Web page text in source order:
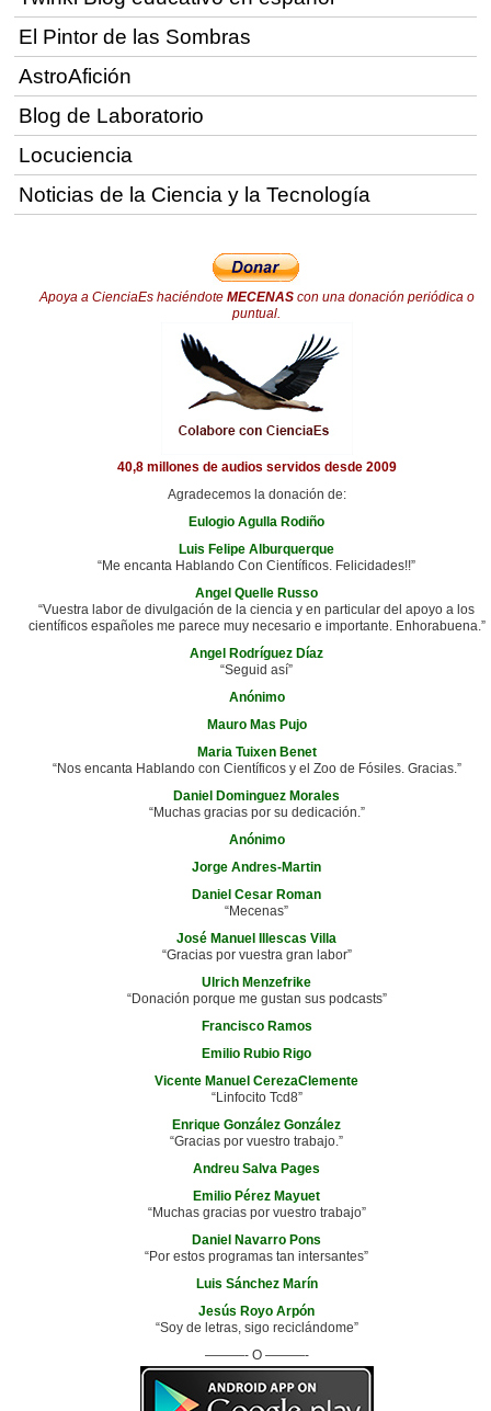
El Pintor de las Sombras
AstroAfición
Blog de Laboratorio
Locuciencia
Noticias de la Ciencia y la Tecnología
Apoya a CienciaEs haciéndote MECENAScon una donación periódica o
puntual.
40,8 millones de audios servidos desde 2009
Agradecemos la donación de:
Eulogio Agulla Rodiño
Luis Felipe Alburquerque
“Me encanta Hablando Con Científicos. Felicidades!!”
Angel Quelle Russo
“Vuestra labor de divulgación de la ciencia y en particular del apoyo a los
científicos españoles me parece muy necesario e importante. Enhorabuena.”
Angel Rodríguez Díaz
“Seguid así”
Anónimo
Mauro Mas Pujo
Maria Tuixen Benet
“Nos encanta Hablando con Científicos y el Zoo de Fósiles. Gracias.”
Daniel Dominguez Morales
“Muchas gracias por su dedicación.”
Anónimo
Jorge Andres-Martin
Daniel Cesar Roman
“Mecenas”
José Manuel Illescas Villa
“Gracias por vuestra gran labor”
Ulrich Menzefrike
“Donación porque me gustan sus podcasts”
Francisco Ramos
Emilio Rubio Rigo
Vicente Manuel CerezaClemente
“Linfocito Tcd8”
Enrique González González
“Gracias por vuestro trabajo.”
Andreu Salva Pages
Emilio Pérez Mayuet
“Muchas gracias por vuestro trabajo”
Daniel Navarro Pons
“Por estos programas tan intersantes”
Luis Sánchez Marín
Jesús Royo Arpón
“Soy de letras, sigo reciclándome”
———- O ———-